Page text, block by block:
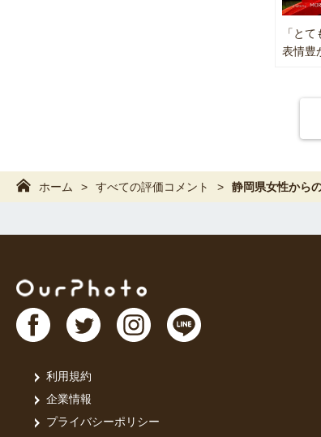
「と
表情豊
ホーム すべての評価コメント 静岡県女性から
利用規約
企業情報
プライバシーポリシー